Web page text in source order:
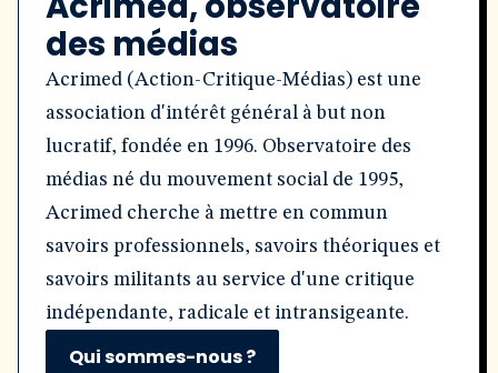
des médias
Acrimed (Action-Critique-Médias) est une
association d'intérêt général à but non
lucratif, fondée en 1996. Observatoire des
médias né du mouvement social de 1995,
Acrimed cherche à mettre en commun
savoirs professionnels, savoirs théoriques et
savoirs militants au service d'une critique
indépendante, radicale et intransigeante.
Qui sommes-nous ?